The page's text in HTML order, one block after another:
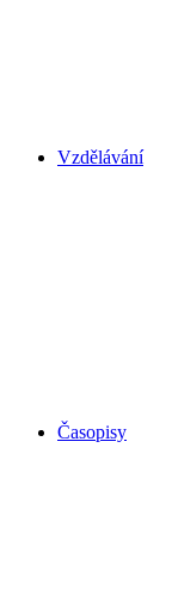
Vzdělávání
Časopisy